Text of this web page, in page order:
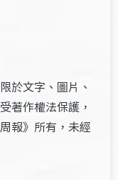
於文字、圖片、
著作權法保護，
報》所有，未經